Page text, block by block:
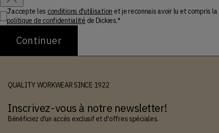
Ajouter au panier
Fermer
J'accepte les conditions d'utilisation et je reconnais avoir lu et compris la
politique de confidentialité de Dickies.*
Continuer
QUALITY WORKWEAR SINCE 1922
Inscrivez-vous à notre newsletter!
Bénéficiez d'un accès exclusif et d'offres spéciales.